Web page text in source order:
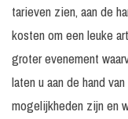
Tape optreden -
evenementen
Mai Tai
Mell & Vintage
tarieven zien, aan de
kosten om een leuke
groter evenement
laten u aan de hand
mogelijkheden zijn en